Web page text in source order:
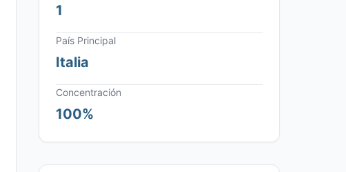
1
País Principal
Italia
Concentración
100%